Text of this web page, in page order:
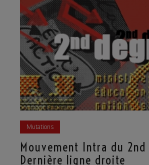
Mutations
Mouvement Intra du 2nd
Dernière ligne droite